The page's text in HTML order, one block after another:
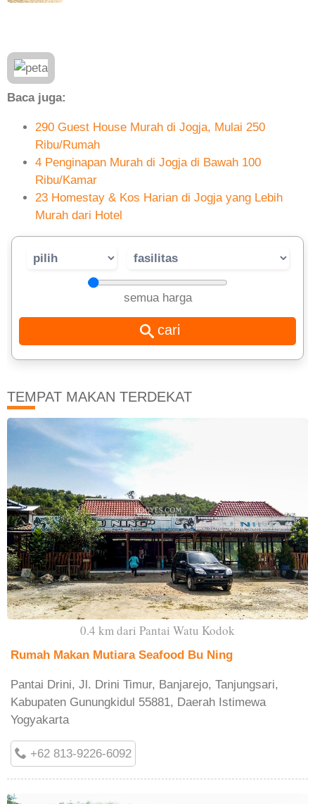
Baca juga:
290 Guest House Murah di Jogja, Mulai 250
Ribu/Rumah
4 Penginapan Murah di Jogja di Bawah 100
Ribu/Kamar
23 Homestay & Kos Harian di Jogja yang Lebih
Murah dari Hotel
semua harga
TEMPAT MAKAN TERDEKAT
0.4 km dari Pantai Watu Kodok
Rumah Makan Mutiara Seafood Bu Ning
Pantai Drini, Jl. Drini Timur, Banjarejo, Tanjungsari,
Kabupaten Gunungkidul 55881, Daerah Istimewa
Yogyakarta
+62 813-9226-6092